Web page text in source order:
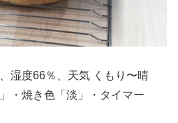
湿度66％、天気 くもり〜晴
・焼き色「淡」・タイマー